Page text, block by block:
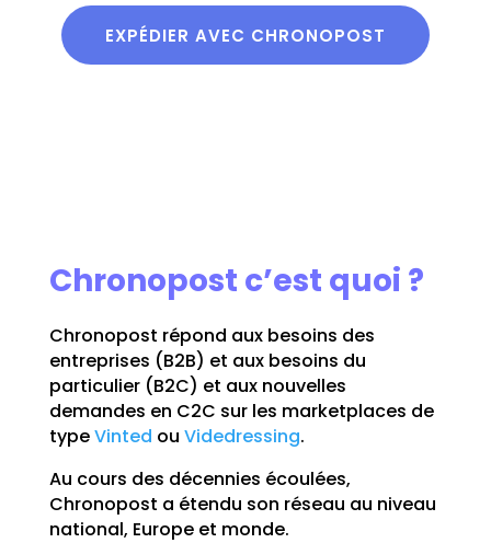
EXPÉDIER AVEC CHRONOPOST
Chronopost c’est quoi ?
Chronopost répond aux besoins des
entreprises (B2B) et aux besoins du
particulier (B2C) et aux nouvelles
demandes en C2C sur les marketplaces de
typeVinted ou Videdressing.
Au cours des décennies écoulées,
Chronopost a étendu son réseau au niveau
national, Europe et monde.